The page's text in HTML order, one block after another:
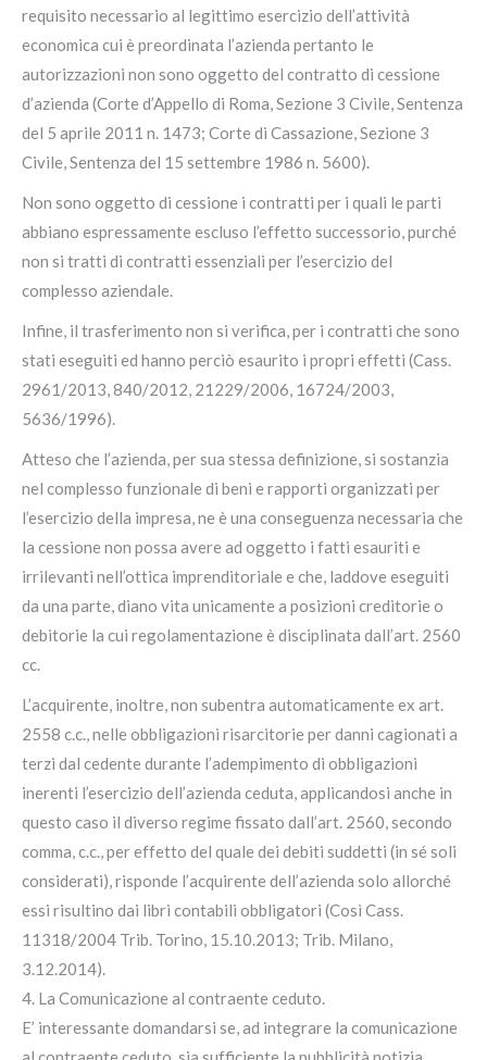
requisito necessario al legittimo esercizio dell’attività
economica cui è preordinata l’azienda pertanto le
autorizzazioni non sono oggetto del contratto di cessione
d’azienda (Corte d’Appello di Roma, Sezione 3 Civile, Sentenza
del 5 aprile 2011 n. 1473; Corte di Cassazione, Sezione 3
Civile, Sentenza del 15 settembre 1986 n. 5600).
Non sono oggetto di cessione i contratti per i quali le parti
abbiano espressamente escluso l’effetto successorio, purché
non si tratti di contratti essenziali per l’esercizio del
complesso aziendale.
Infine, il trasferimento non si verifica, per i contratti che sono
stati eseguiti ed hanno perciò esaurito i propri effetti (Cass.
2961/2013, 840/2012, 21229/2006, 16724/2003,
5636/1996).
Atteso che l’azienda, per sua stessa definizione, si sostanzia
nel complesso funzionale di beni e rapporti organizzati per
l’esercizio della impresa, ne è una conseguenza necessaria che
la cessione non possa avere ad oggetto i fatti esauriti e
irrilevanti nell’ottica imprenditoriale e che, laddove eseguiti
da una parte, diano vita unicamente a posizioni creditorie o
debitorie la cui regolamentazione è disciplinata dall’art. 2560
cc.
L’acquirente, inoltre, non subentra automaticamente ex art.
2558 c.c., nelle obbligazioni risarcitorie per danni cagionati a
terzi dal cedente durante l’adempimento di obbligazioni
inerenti l’esercizio dell’azienda ceduta, applicandosi anche in
questo caso il diverso regime fissato dall’art. 2560, secondo
comma, c.c., per effetto del quale dei debiti suddetti (in sé soli
considerati), risponde l’acquirente dell’azienda solo allorché
essi risultino dai libri contabili obbligatori (Così Cass.
11318/2004 Trib. Torino, 15.10.2013; Trib. Milano,
3.12.2014).
4. La Comunicazione al contraente ceduto.
E’ interessante domandarsi se, ad integrare la comunicazione